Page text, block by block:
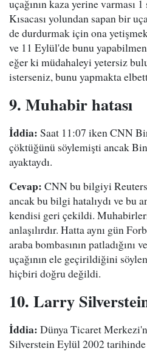
uçağının kaza yerine varması
Kısacası yolundan sapan bir
de durdurmak için ona
ve 11 Eylül'de bunu
eğer ki müdahaleyi yetersiz
isterseniz, bunu yapmakta
9. Muhabir hatası
İddia: Saat 11:07 iken CNN
çöktüğünü söylemişti ancak
ayaktaydı.
Cevap: CNN bu bilgiyi Reuters
ancak bu bilgi hatalıydı ve bu
kendisi geri çekildi.
anlaşılırdır. Hatta aynı gün
araba bombasının patladığını
uçağının ele geçirildiğini
hiçbiri doğru değildi.
10. Larry
İddia: Dünya Ticaret
Silverstein Eylül 2002